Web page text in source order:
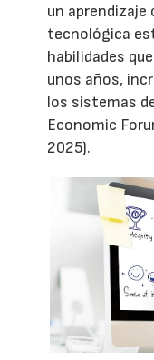
un
tecnológica
habilidades
unos años,
los sistemas
Economic
2025).